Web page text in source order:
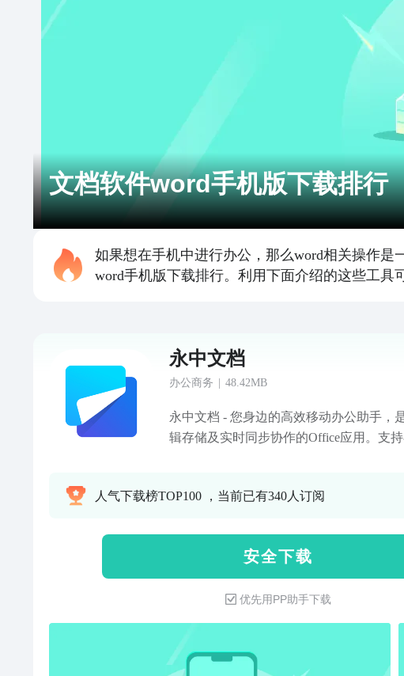
文档软件word手机版下载排行
如果想在手机中进行办公，那么word相关操作
word手机版下载排行。利用下面介绍的这些工
永中文档
办公商务 48.42MB
永中文档 - 您身边的高效移动办公助手，
辑存储及实时同步协作的Office应用。支
储，跨设备同步 • 网页端、微信端、App、
你的文档和表格 • 任何改动实时云端保存
增“文件雷达“功能，所有保存在手机本地
中文档扫描并保存，文件搜索更方便 告别
作效率 • 支持多人在线编辑文档，改动后
随时掌握新消息，拒绝同一文件多次上传
动态及参与者，更快追溯责任人 文档高清
人气下载榜TOP100 ，当前已有340人订阅
安 全 下 载
优先用PP助手下载